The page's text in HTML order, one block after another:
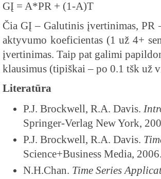
GĮ = A*PR + (1-A)T
Čia GĮ – Galutinis įvertinimas, PR
aktyvumo koeficientas (1 už 4+
įvertinimas. Taip pat galimi
klausimus (tipiškai – po 0.1 tšk už
Literatūra
P.J. Brockwell, R.A. Davis.
Springer-Verlag New York,
P.J. Brockwell, R.A. Davis.
Science+Business Media, 2006.
N.H.Chan. Time Series